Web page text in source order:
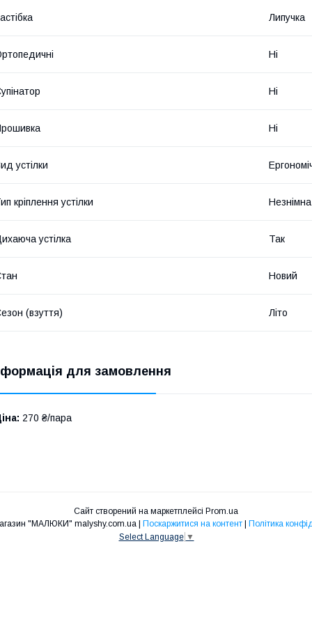
Липучка
Ні
Ні
Ні
устілки
кріплення устілки Незнімна
устілка Так
Новий
(взуття) Літо
для замовлення
270 ₴/пара
Сайт створений на маркетплейсі Prom.ua
Інтернет-магазин "МАЛЮКИ" malyshy.com.ua | Поскаржитися на контент | Політика
Select Language ▼